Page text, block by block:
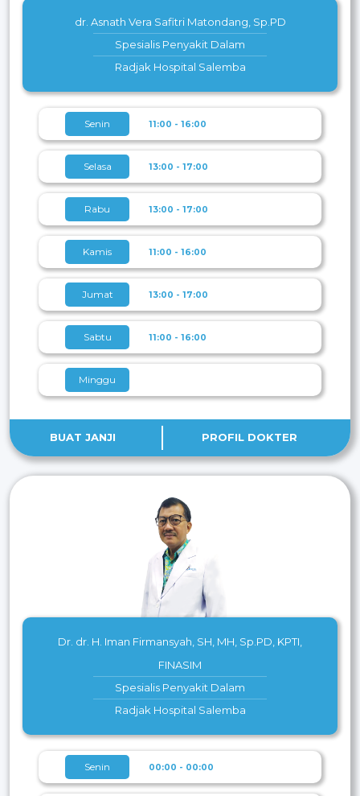
dr. Asnath Vera Safitri Matondang, Sp.PD
Spesialis Penyakit Dalam
Radjak Hospital Salemba
Senin 11:00 - 16:00
Selasa 13:00 - 17:00
Rabu 13:00 - 17:00
Kamis 11:00 - 16:00
Jumat 13:00 - 17:00
Sabtu 11:00 - 16:00
Minggu
BUAT JANJI PROFIL DOKTER
Dr. dr. H. Iman Firmansyah, SH, MH, Sp.PD, KPTI,
FINASIM
Spesialis Penyakit Dalam
Radjak Hospital Salemba
Senin 00:00 - 00:00